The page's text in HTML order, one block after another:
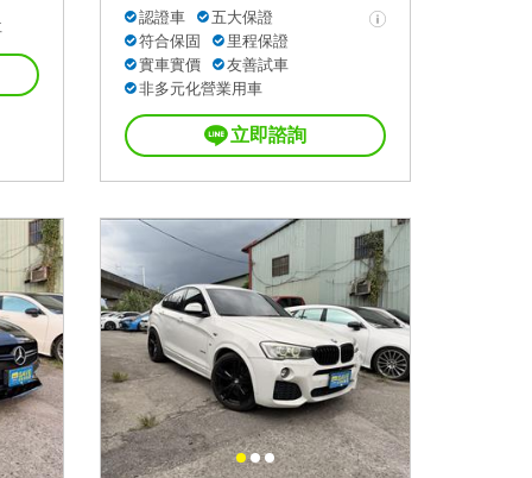
認證車
五大保證
符合保固
里程保證
實車實價
友善試車
非多元化營業用車
立即諮詢